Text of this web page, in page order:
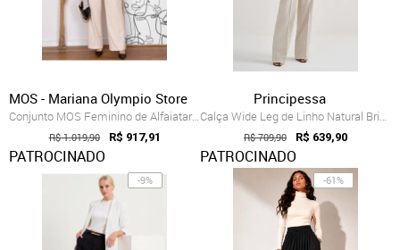
MOS - Mariana Olympio Store
Conjunto MOS Feminino de Alfaiataria Ris...
R$ 1.019,90 R$ 917,91
PATROCINADO
Principessa
Calça Wide Leg de Linho Natural Briele
R$ 709,90 R$ 639,90
PATROCINADO
-9% -61%